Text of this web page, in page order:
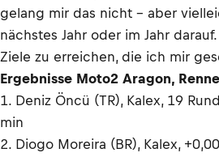
gelang mir das nicht – aber
nächstes Jahr oder im Jahr
Ziele zu erreichen, die ich mir
Ergebnisse Moto2 Aragon,
1. Deniz Öncü (TR), Kalex, 19
min
2. Diogo Moreira (BR), Kalex,